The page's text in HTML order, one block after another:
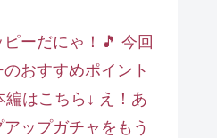
ーだにゃ！🎵 今回
おすすめポイント
編はこちら↓ え！あ
ップガチャをもう